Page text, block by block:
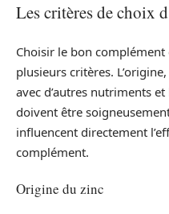
Les critères de choix
Choisir le bon complément
plusieurs critères.
avec d’autres nutriments
doivent être
influencent directement
complément.
Origine du zinc